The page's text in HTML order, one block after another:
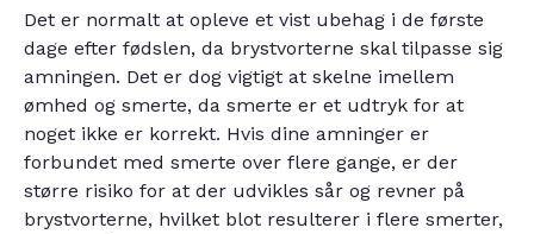
Det er normalt at opleve et vist ubehag i de første
dage efter fødslen, da brystvorterne skal tilpasse sig
amningen. Det er dog vigtigt at skelne imellem
ømhed og smerte, da smerte er et udtryk for at
noget ikke er korrekt. Hvis dine amninger er
forbundet med smerte over flere gange, er der
større risiko for at der udvikles sår og revner på
brystvorterne, hvilket blot resulterer i flere smerter,